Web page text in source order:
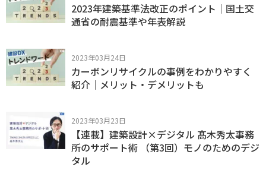
2023年建築基準法改正のポイント｜国土交
通省の耐震基準や年表解説
2023年03月24日
カーボンリサイクルの事例をわかりやすく
紹介｜メリット・デメリットも
2023年03月23日
【連載】建築設計×デジタル 髙木秀太事務
所のサポート術 （第3回）モノのためのデジ
タル